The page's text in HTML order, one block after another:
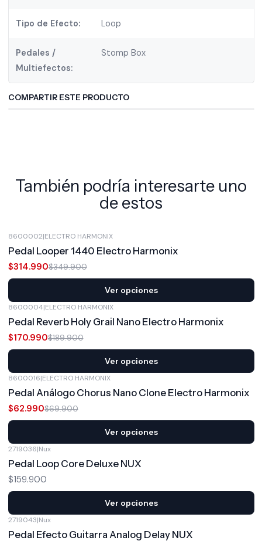
Tipo de Efecto: Loop
Pedales /
Multiefectos:
Stomp Box
COMPARTIR ESTE PRODUCTO
También podría interesarte uno
de estos
8600002|ELECTRO HARMONIX
Pedal Looper 1440 Electro Harmonix
$314.990$349.900
Ver opciones
8600004|ELECTRO HARMONIX
Pedal Reverb Holy Grail Nano Electro Harmonix
$170.990$189.900
Ver opciones
8600016|ELECTRO HARMONIX
Pedal Análogo Chorus Nano Clone Electro Harmonix
$62.990$69.900
Ver opciones
2719036|Nux
Pedal Loop Core Deluxe NUX
$159.900
Ver opciones
2719043|Nux
Pedal Efecto Guitarra Analog Delay NUX